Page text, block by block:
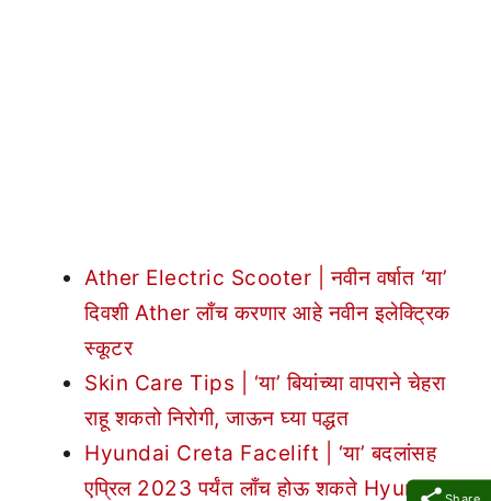
Ather Electric Scooter | नवीन वर्षात ‘या’
दिवशी Ather लाँच करणार आहे नवीन इलेक्ट्रिक
स्कूटर
Skin Care Tips | ‘या’ बियांच्या वापराने चेहरा
राहू शकतो निरोगी, जाऊन घ्या पद्धत
Hyundai Creta Facelift | ‘या’ बदलांसह
एप्रिल 2023 पर्यंत लाँच होऊ शकते Hyundai